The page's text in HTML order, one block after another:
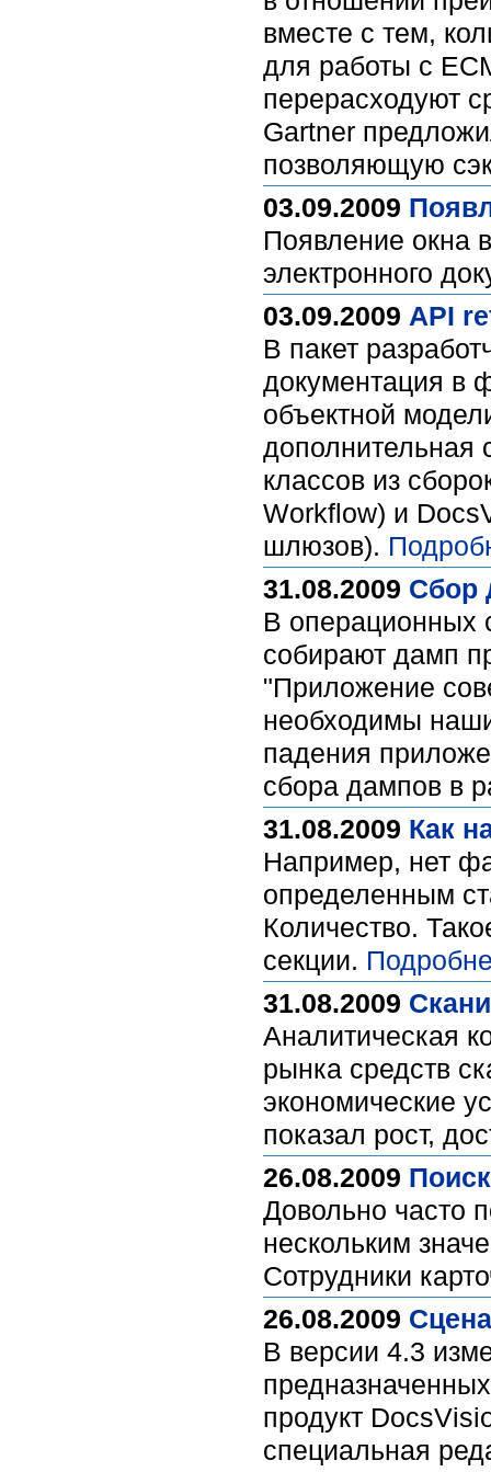
вместе с тем,
для работы с
перерасходуют
Gartner
позволяющую
03.09.2009
Появление окна
электронного
03.09.2009 API
В пакет
документация в
объектной
дополнительная
классов из
Workflow) и
шлюзов).
31.08.2009 Сбор
В операционных
собирают дамп
"Приложение
необходимы
падения
сбора дампов в
31.08.2009 Как
Например, нет
определенным
Количество.
секции.
31.08.2009
Аналитическая
рынка средств
экономические
показал рост,
26.08.2009
Довольно часто
нескольким
Сотрудники
26.08.2009
В версии 4.3
продукт
специальная